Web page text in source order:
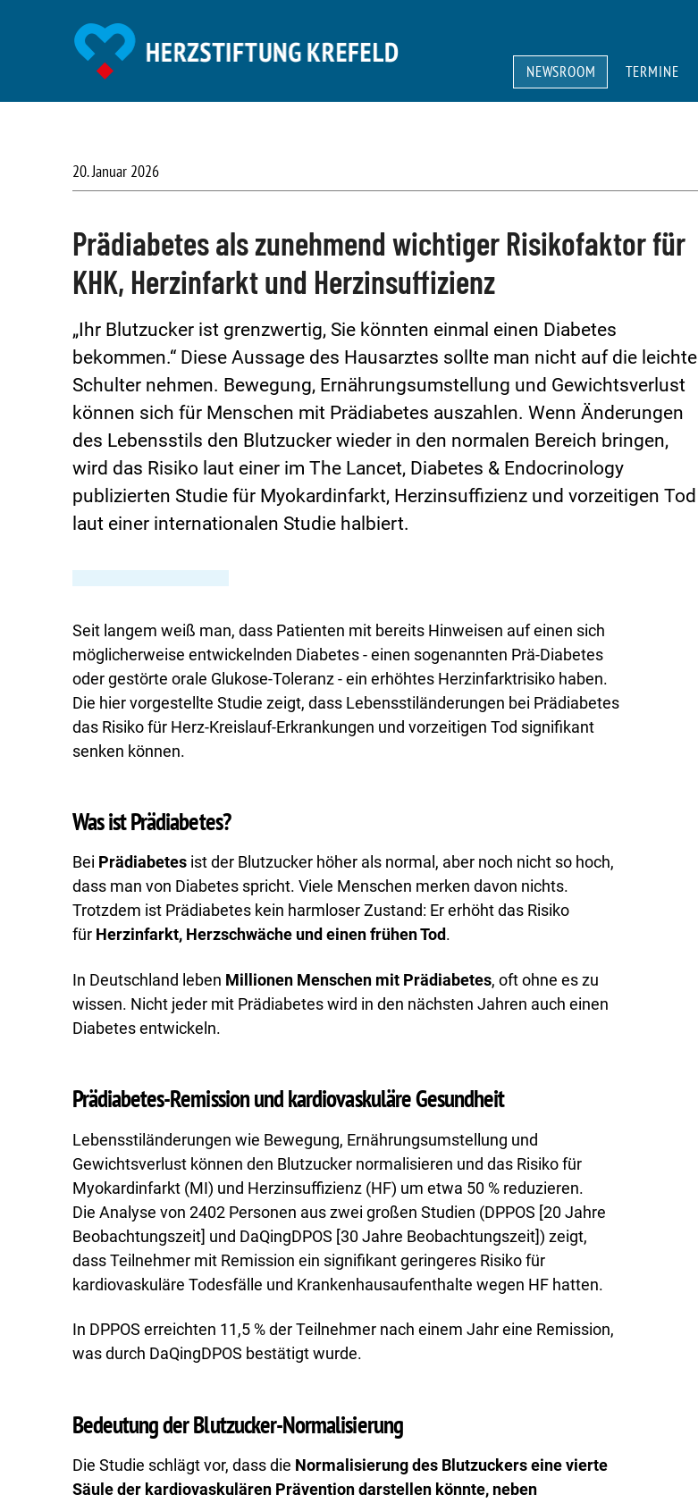
NEWSROOM TERMINE
20. Januar 2026
Prädiabetes als zunehmend wichtiger Risikofaktor für
KHK, Herzinfarkt und Herzinsuffizienz
„Ihr Blutzucker ist grenzwertig, Sie könnten einmal einen Diabetes
bekommen.“ Diese Aussage des Hausarztes sollte man nicht auf die leichte
Schulter nehmen. Bewegung, Ernährungsumstellung und Gewichtsverlust
können sich für Menschen mit Prädiabetes auszahlen. Wenn Änderungen
des Lebensstils den Blutzucker wieder in den normalen Bereich bringen,
wird das Risiko laut einer im The Lancet, Diabetes & Endocrinology
publizierten Studie für Myokardinfarkt, Herzinsuffizienz und vorzeitigen Tod
laut einer internationalen Studie halbiert.
Seit langem weiß man, dass Patienten mit bereits Hinweisen auf einen sich
möglicherweise entwickelnden Diabetes - einen sogenannten Prä-Diabetes
oder gestörte orale Glukose-Toleranz - ein erhöhtes Herzinfarktrisiko haben.
Die hier vorgestellte Studie zeigt, dass Lebensstiländerungen bei Prädiabetes
das Risiko für Herz-Kreislauf-Erkrankungen und vorzeitigen Tod signifikant
senken können. ​
Was ist Prädiabetes?
Bei Prädiabetesist der Blutzucker höher als normal, aber noch nicht so hoch,
dass man von Diabetes spricht. Viele Menschen merken davon nichts.
Trotzdem ist Prädiabetes kein harmloser Zustand: Er erhöht das Risiko
für Herzinfarkt, Herzschwäche und einen frühen Tod.
In Deutschland leben Millionen Menschen mit Prädiabetes, oft ohne es zu
wissen. Nicht jeder mit Prädiabetes wird in den nächsten Jahren auch einen
Diabetes entwickeln.
Prädiabetes-Remission und kardiovaskuläre Gesundheit
Lebensstiländerungen wie Bewegung, Ernährungsumstellung und
Gewichtsverlust können den Blutzucker normalisieren und das Risiko für
Myokardinfarkt (MI) und Herzinsuffizienz (HF) um etwa 50 % reduzieren. ​
Die Analyse von 2402 Personen aus zwei großen Studien (DPPOS [20 Jahre
Beobachtungszeit] und DaQingDPOS [30 Jahre Beobachtungszeit]) zeigt,
dass Teilnehmer mit Remission ein signifikant geringeres Risiko für
kardiovaskuläre Todesfälle und Krankenhausaufenthalte wegen HF hatten. ​
In DPPOS erreichten 11,5 % der Teilnehmer nach einem Jahr eine Remission,
was durch DaQingDPOS bestätigt wurde.
Bedeutung der Blutzucker-Normalisierung
Die Studie schlägt vor, dass die Normalisierung des Blutzuckers eine vierte
Säule der kardiovaskulären Prävention darstellen könnte, neben